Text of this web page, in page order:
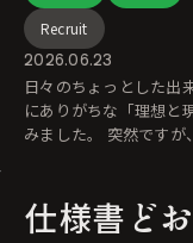
Recruit
2026.06.23
日々のちょっとした出
にありがちな「理想と
みました。 突然ですが、皆様はスムージー半額祭りに参加されまし
仕様書ど